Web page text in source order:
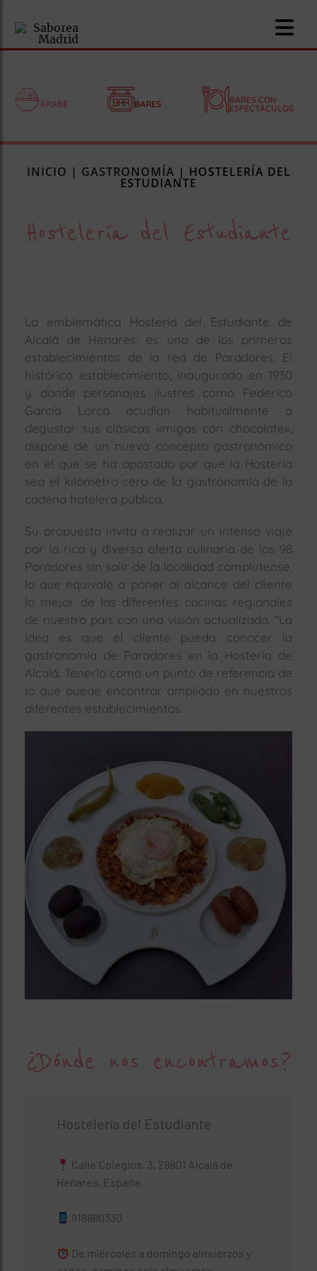
ÁRABE BARES
BARES CON
ESPECTÁCULOS
INICIO | GASTRONOMÍA | HOSTELERÍA DEL
ESTUDIANTE
Hostelería del Estudiante
La emblemática Hostería del Estudiante de
Alcalá de Henares, es uno de los primeros
establecimientos de la red de Paradores. El
histórico establecimiento, inaugurado en 1930
y donde personajes ilustres como Federico
García Lorca acudían habitualmente a
degustar sus clásicas «migas con chocolate»,
dispone de un nuevo concepto gastronómico
en el que se ha apostado por que la Hostería
sea el kilómetro cero de la gastronomía de la
cadena hotelera pública.
Su propuesta invita a realizar un intenso viaje
por la rica y diversa oferta culinaria de los 98
Paradores sin salir de la localidad complutense,
lo que equivale a poner al alcance del cliente
lo mejor de las diferentes cocinas regionales
de nuestro país con una visión actualizada. “La
idea es que el cliente pueda conocer la
gastronomía de Paradores en la Hostería de
Alcalá. Tenerlo como un punto de referencia de
lo que puede encontrar ampliado en nuestros
diferentes establecimientos.
¿Dónde nos encontramos?
Hostelería del Estudiante
Calle Colegios, 3, 28801 Alcalá de
Henares, España
918880330
De miércoles a domingo almuerzos y